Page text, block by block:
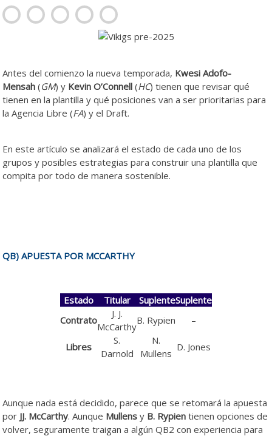
Antes del comienzo la nueva temporada, Kwesi Adofo-
Mensah (GM) y Kevin O’Connell (HC) tienen que revisar qué
tienen en la plantilla y qué posiciones van a ser prioritarias para
la Agencia Libre (FA) y el Draft.
En este artículo se analizará el estado de cada uno de los
grupos y posibles estrategias para construir una plantilla que
compita por todo de manera sostenible.
QB) APUESTA POR MCCARTHY
Estado Titular SuplenteSuplente
Contrato
J. J.
McCarthy
B. Rypien –
Libres
S.
Darnold
N.
Mullens
D. Jones
Aunque nada está decidido, parece que se retomará la apuesta
por JJ. McCarthy. Aunque Mullens y B. Rypien tienen opciones de
volver, seguramente traigan a algún QB2 con experiencia para